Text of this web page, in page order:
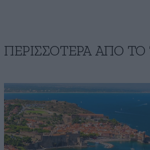
ΠΕΡΙΣΣΟΤΕΡΑ ΑΠΟ TO